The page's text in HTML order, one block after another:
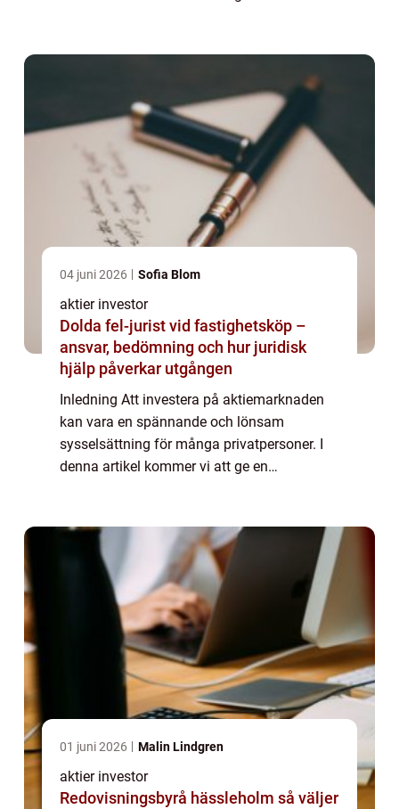
04 juni 2026 Sofia Blom
aktier investor
Dolda fel-jurist vid fastighetsköp –
ansvar, bedömning och hur juridisk
hjälp påverkar utgången
Inledning Att investera på aktiemarknaden
kan vara en spännande och lönsam
sysselsättning för många privatpersoner. I
denna artikel kommer vi att ge en
01 juni 2026 Malin Lindgren
aktier investor
Redovisningsbyrå hässleholm så väljer